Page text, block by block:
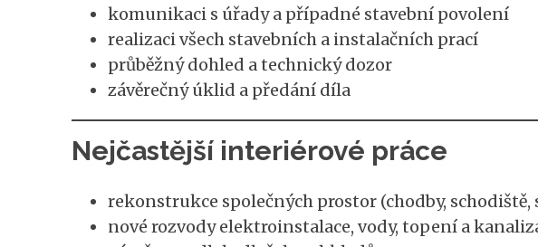
komunikaci s úřady a případné stavební povolení
realizaci všech stavebních a instalačních prací
průběžný dohled a technický dozor
závěrečný úklid a předání díla
Nejčastější interiérové práce
rekonstrukce společných prostor (chodby, schodiště,
nové rozvody elektroinstalace, vody, topení a